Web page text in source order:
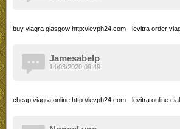
buy viagra glasgow http://levph24.com - levitra order
Jamesabelp
cheap viagra online http://levph24.com - levitra online
14/03/2020 09:49